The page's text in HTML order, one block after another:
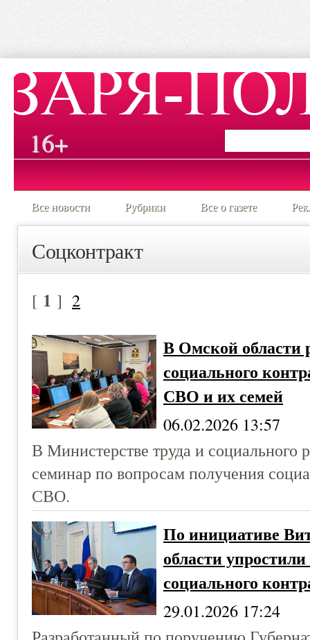
16+
Все новости Рубрики Все о газете
Соцконтракт
[ 1 ] 2
В Омской области
социального
СВО и их семей
06.02.2026 13:57
В Министерстве труда и социального
семинар по вопросам получения
СВО.
По инициативе
области
социального
29.01.2026 17:24